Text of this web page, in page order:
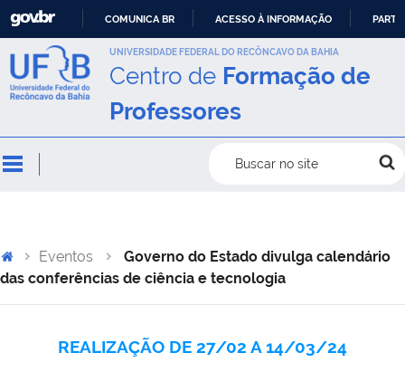
IR
PARA
CONTEÚDO
COMUNICA BR ACESSO À INFORMAÇÃO
UNIVERSIDADE FEDERAL DO RECÔNCAVO DA BAHIA
Centro de Formação de
Professores
Buscar no site
Eventos
Governo do Estado divulga calendário
das conferências de ciência e tecnologia
REALIZAÇÃO DE 27/02 A 14/03/24